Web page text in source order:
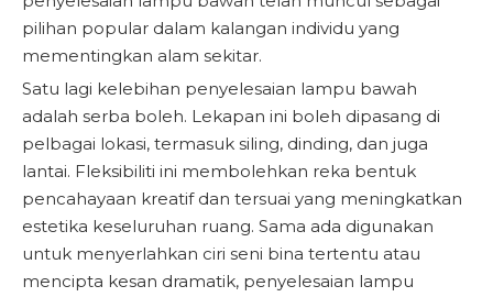
pilihan popular dalam kalangan individu yang
mementingkan alam sekitar.
Satu lagi kelebihan penyelesaian lampu bawah
adalah serba boleh. Lekapan ini boleh dipasang di
pelbagai lokasi, termasuk siling, dinding, dan juga
lantai. Fleksibiliti ini membolehkan reka bentuk
pencahayaan kreatif dan tersuai yang meningkatkan
estetika keseluruhan ruang. Sama ada digunakan
untuk menyerlahkan ciri seni bina tertentu atau
mencipta kesan dramatik, penyelesaian lampu